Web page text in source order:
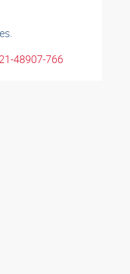
48907-766